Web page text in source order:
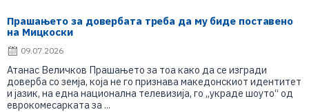
Прашањето за довербата треба да му биде поставено
на Мицкоски
09.07.2026
Атанас Величков Прашањето за тоа како да се изгради
доверба со земја, која не го признава македонскиот идентитет
и јазик, на една национална телевизија, го „украде шоуто“ од
еврокомесарката за ...